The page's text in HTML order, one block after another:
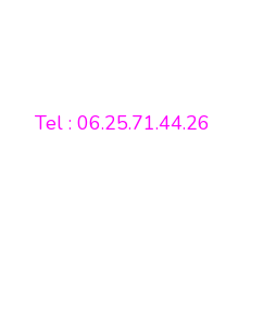
Tel : 06.25.71.44.26